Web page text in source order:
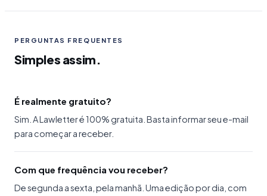
PERGUNTAS FREQUENTES
Simples assim.
É realmente gratuito?
Sim. A Lawletter é 100% gratuita. Basta informar seu e-mail
para começar a receber.
Com que frequência vou receber?
De segunda a sexta, pela manhã. Uma edição por dia, com